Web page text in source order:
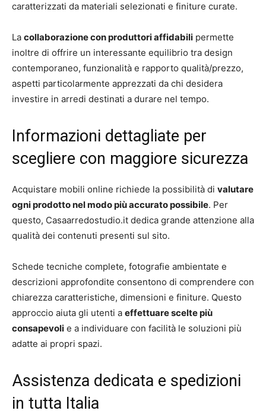
caratterizzati da materiali selezionati e finiture curate.
La collaborazione con produttori affidabili permette
inoltre di offrire un interessante equilibrio tra design
contemporaneo, funzionalità e rapporto qualità/prezzo,
aspetti particolarmente apprezzati da chi desidera
investire in arredi destinati a durare nel tempo.
Informazioni dettagliate per
scegliere con maggiore sicurezza
Acquistare mobili online richiede la possibilità di valutare
ogni prodotto nel modo più accurato possibile. Per
questo, Casaarredostudio.it dedica grande attenzione alla
qualità dei contenuti presenti sul sito.
Schede tecniche complete, fotografie ambientate e
descrizioni approfondite consentono di comprendere con
chiarezza caratteristiche, dimensioni e finiture. Questo
approccio aiuta gli utenti a effettuare scelte più
consapevoli e a individuare con facilità le soluzioni più
adatte ai propri spazi.
Assistenza dedicata e spedizioni
in tutta Italia